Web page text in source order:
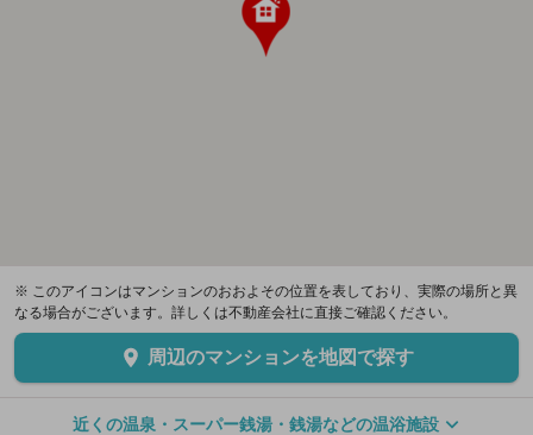
※ このアイコンはマンションのおおよその位置を表しており、実際の場所と異
なる場合がございます。詳しくは不動産会社に直接ご確認ください。
周辺のマンションを地図で探す
近くの温泉・スーパー銭湯・銭湯などの温浴施設